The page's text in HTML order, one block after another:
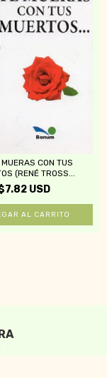
CON TUS
(RENÉ TROSS...
USD